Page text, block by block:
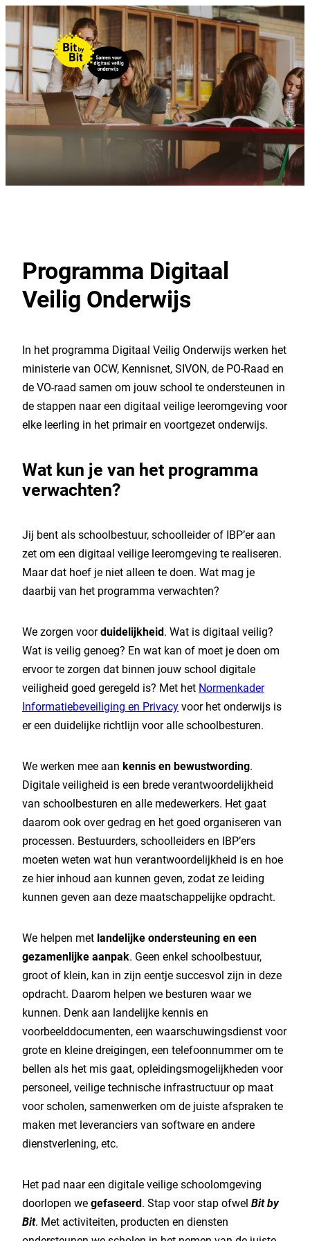
Programma Digitaal
Veilig Onderwijs
In het programma Digitaal Veilig Onderwijs werken het
ministerie van OCW, Kennisnet, SIVON, de PO-Raad en
de VO-raad samen om jouw school te ondersteunen in
de stappen naar een digitaal veilige leeromgeving voor
elke leerling in het primair en voortgezet onderwijs.
Wat kun je van het programma
verwachten?
Jij bent als schoolbestuur, schoolleider of IBP’er aan
zet om een digitaal veilige leeromgeving te realiseren.
Maar dat hoef je niet alleen te doen. Wat mag je
daarbij van het programma verwachten?
We zorgen voorduidelijkheid. Wat is digitaal veilig?
Wat is veilig genoeg? En wat kan of moet je doen om
ervoor te zorgen dat binnen jouw school digitale
veiligheid goed geregeld is? Met het Normenkader
Informatiebeveiliging en Privacy voor het onderwijs is
er een duidelijke richtlijn voor alle schoolbesturen.
We werken mee aan kennis en bewustwording.
Digitale veiligheid is een brede verantwoordelijkheid
van schoolbesturen en alle medewerkers. Het gaat
daarom ook over gedrag en het goed organiseren van
processen. Bestuurders, schoolleiders en IBP’ers
moeten weten wat hun verantwoordelijkheid is en hoe
ze hier inhoud aan kunnen geven, zodat ze leiding
kunnen geven aan deze maatschappelijke opdracht.
We helpen met landelijke ondersteuning en een
gezamenlijke aanpak. Geen enkel schoolbestuur,
groot of klein, kan in zijn eentje succesvol zijn in deze
opdracht. Daarom helpen we besturen waar we
kunnen. Denk aan landelijke kennis en
voorbeelddocumenten, een waarschuwingsdienst voor
grote en kleine dreigingen, een telefoonnummer om te
bellen als het mis gaat, opleidingsmogelijkheden voor
personeel, veilige technische infrastructuur op maat
voor scholen, samenwerken om de juiste afspraken te
maken met leveranciers van software en andere
dienstverlening, etc.
Het pad naar een digitale veilige schoolomgeving
doorlopen we gefaseerd. Stap voor stap ofwel Bit by
Bit. Met activiteiten, producten en diensten